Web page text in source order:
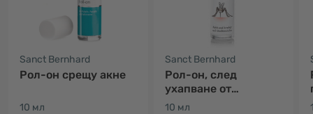
Sanct Bernhard
Рол-он срещу акне
10 мл
Sanct Bernhard
Рол-он, след
ухапване от
насекоми
10 мл